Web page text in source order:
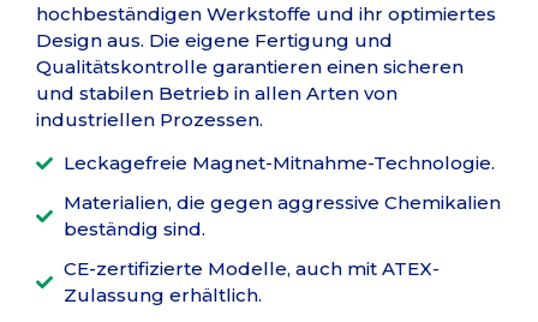
hochbeständigen Werkstoffe und ihr optimiertes
Design aus. Die eigene Fertigung und
Qualitätskontrolle garantieren einen sicheren
und stabilen Betrieb in allen Arten von
industriellen Prozessen.
Leckagefreie Magnet-Mitnahme-Technologie.
Materialien, die gegen aggressive Chemikalien
beständig sind.
CE-zertifizierte Modelle, auch mit ATEX-
Zulassung erhältlich.